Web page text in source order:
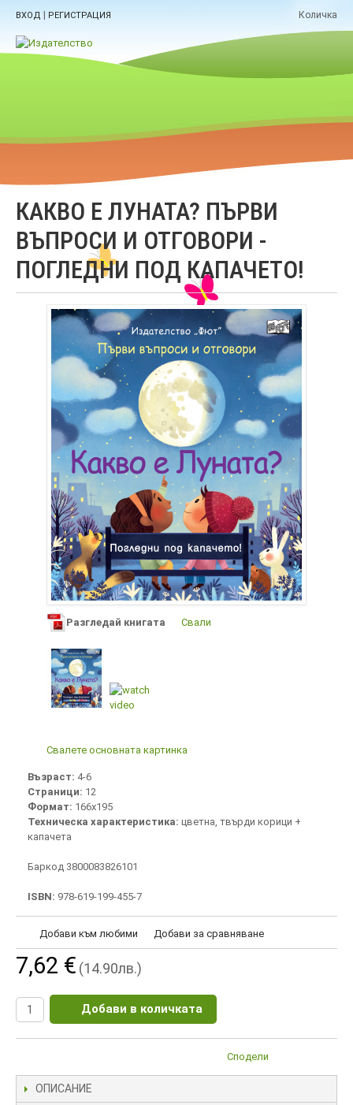
ВХОД | РЕГИСТРАЦИЯ Количка
КАКВО Е ЛУНАТА? ПЪРВИ
ВЪПРОСИ И ОТГОВОРИ -
ПОГЛЕДНИ ПОД КАПАЧЕТО!
Разгледай книгата Свали
Свалете основната картинка
Възраст: 4-6
Страници: 12
Формат: 166х195
Техническа характеристика: цветна, твърди корици +
капачета
Баркод 3800083826101
ISBN: 978-619-199-455-7
Добави към любими Добави за сравняване
7,62 € (14.90лв.)
Добави в количката
Сподели
ОПИСАНИЕ